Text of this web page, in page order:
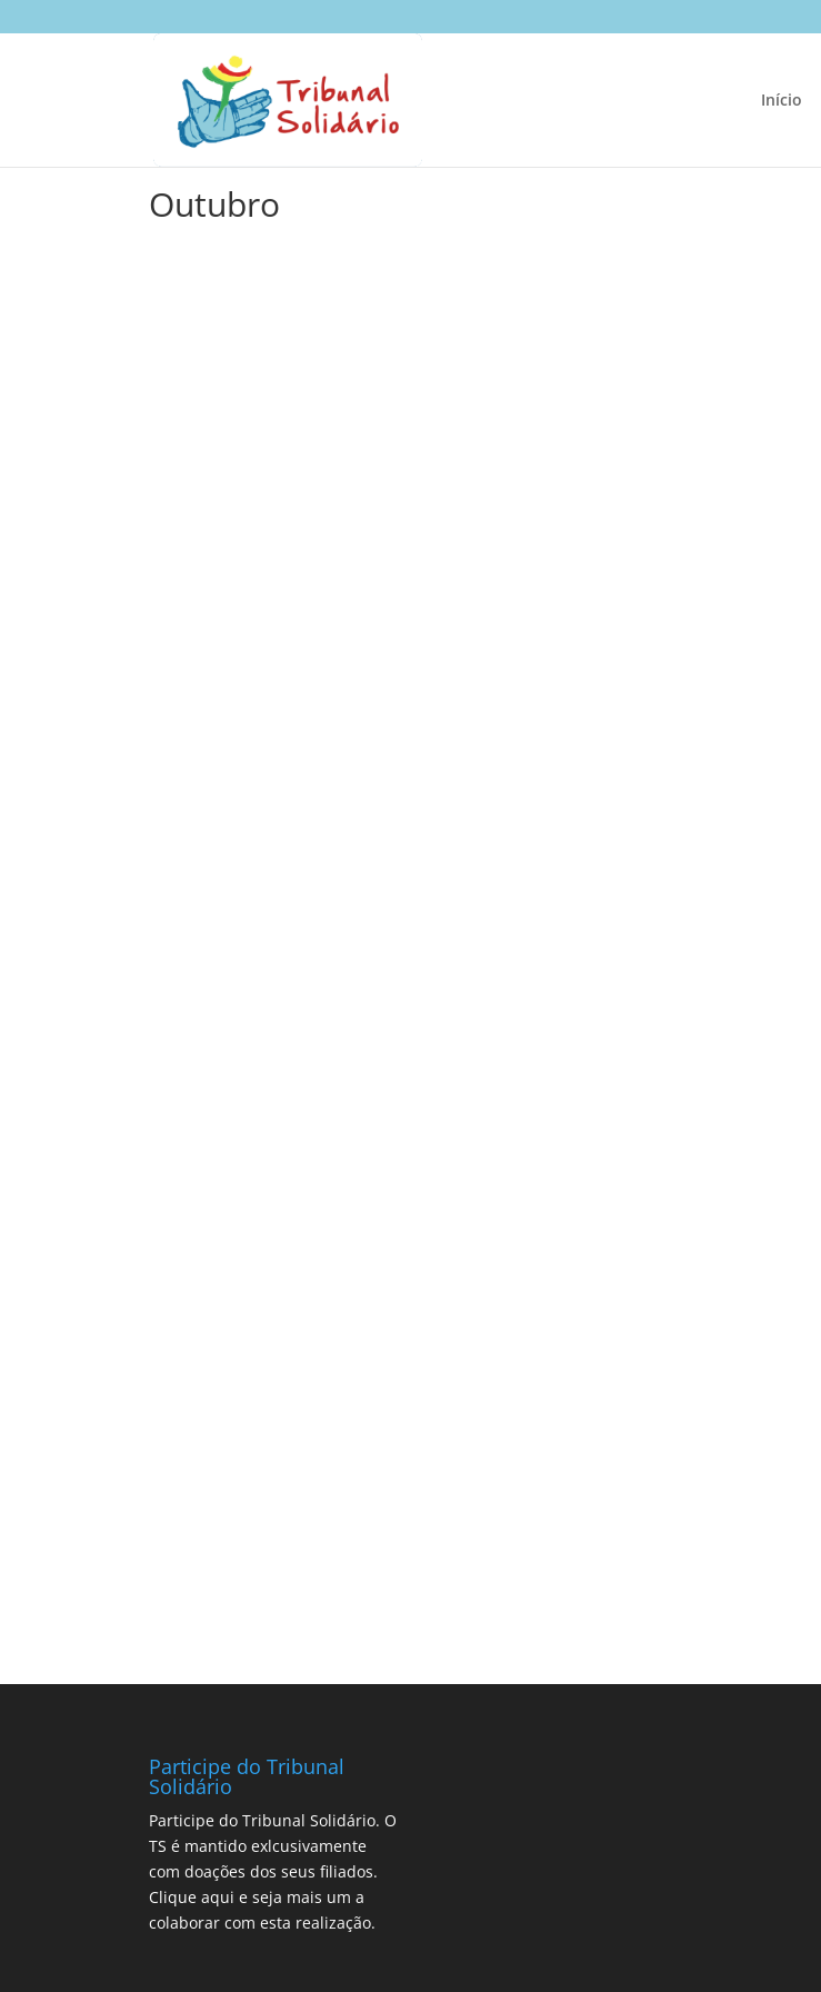
Início
Outubro
Participe do Tribunal
Solidário
Participe do Tribunal Solidário. O
TS é mantido exlcusivamente
com doações dos seus filiados.
Clique aqui e seja mais um a
colaborar com esta realização.